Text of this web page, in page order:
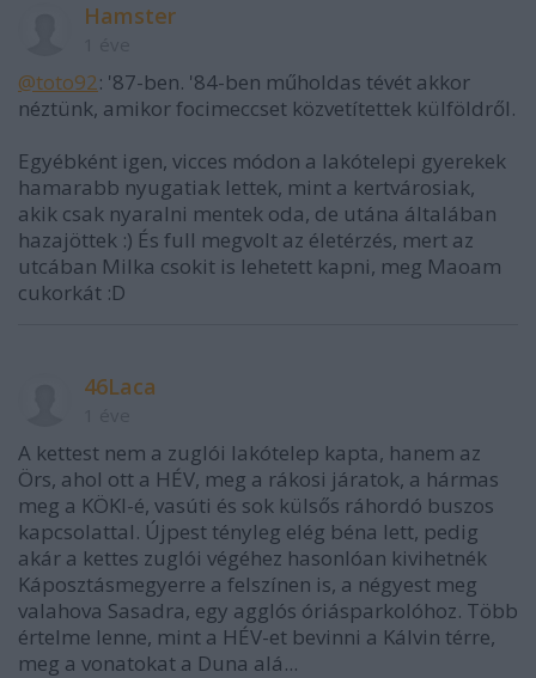
Hamster
@toto92: '87-ben. '84-ben műholdas tévét akkor
néztünk, amikor focimeccset közvetítettek külföldről.
Egyébként igen, vicces módon a lakótelepi gyerekek
hamarabb nyugatiak lettek, mint a kertvárosiak,
akik csak nyaralni mentek oda, de utána általában
hazajöttek :) És full megvolt az életérzés, mert az
utcában Milka csokit is lehetett kapni, meg Maoam
cukorkát :D
46Laca
A kettest nem a zuglói lakótelep kapta, hanem az
Örs, ahol ott a HÉV, meg a rákosi járatok, a hármas
meg a KÖKI-é, vasúti és sok külsős ráhordó buszos
kapcsolattal. Újpest tényleg elég béna lett, pedig
akár a kettes zuglói végéhez hasonlóan kivihetnék
Káposztásmegyerre a felszínen is, a négyest meg
valahova Sasadra, egy agglós óriásparkolóhoz. Több
értelme lenne, mint a HÉV-et bevinni a Kálvin térre,
meg a vonatokat a Duna alá...